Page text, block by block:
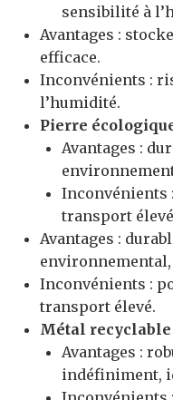
sensibilité à
Avantages :
efficace.
Inconvénients :
l’humidité.
Pierre
Avantages :
Inconvénients
transport
Avantages :
Inconvénients :
transport élevé.
Métal recyclable
Avantages :
indéfiniment,